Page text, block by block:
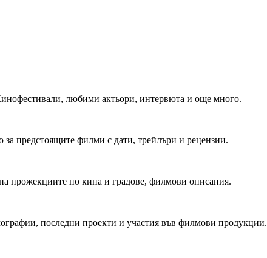
любими актьори, интервюта и още много.
за предстоящите филми с дати, трейлъри и рецензии.
прожекциите по кина и градове, филмови описания.
последни проекти и участия във филмови продукции.